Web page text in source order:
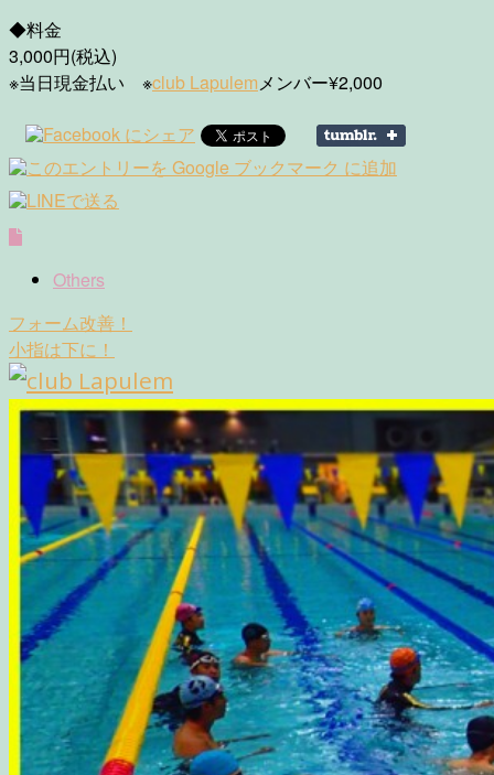
◆料金
3,000円(税込)
※当日現金払い ※club Lapulemメンバー¥2,000
Others
Post
navigation
フォーム改善！
小指は下に！